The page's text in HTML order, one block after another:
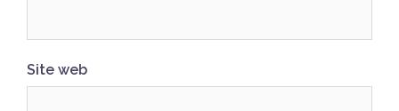
Site web